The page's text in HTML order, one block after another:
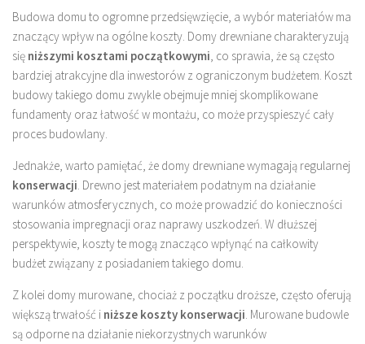
Budowa domu to ogromne przedsięwzięcie, a wybór materiałów ma
znaczący wpływ na ogólne koszty. Domy drewniane charakteryzują
się niższymi kosztami początkowymi , co sprawia, że są często
bardziej atrakcyjne dla inwestorów z ograniczonym budżetem. Koszt
budowy takiego domu zwykle obejmuje mniej skomplikowane
fundamenty oraz łatwość w montażu, co może przyspieszyć cały
proces budowlany.
Jednakże, warto pamiętać, że domy drewniane wymagają regularnej
konserwacji . Drewno jest materiałem podatnym na działanie
warunków atmosferycznych, co może prowadzić do konieczności
stosowania impregnacji oraz naprawy uszkodzeń. W dłuższej
perspektywie, koszty te mogą znacząco wpłynąć na całkowity
budżet związany z posiadaniem takiego domu.
Z kolei domy murowane, chociaż z początku droższe, często oferują
większą trwałość i niższe koszty konserwacji . Murowane budowle
są odporne na działanie niekorzystnych warunków